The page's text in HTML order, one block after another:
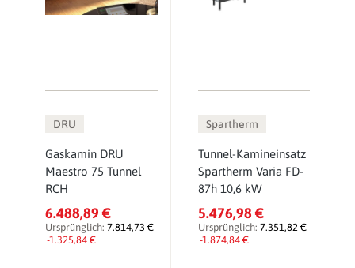
DRU
Gaskamin DRU
Maestro 75 Tunnel
RCH
6.488,89 €
Ursprünglich: 7.814,73 €
-1.325,84 €
Spartherm
Tunnel-Kamineinsatz
Spartherm Varia FD-
87h 10,6 kW
5.476,98 €
Ursprünglich:7.351,82 €
-1.874,84 €